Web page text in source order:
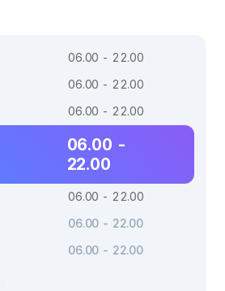
06.00 - 22.00
06.00 - 22.00
06.00 - 22.00
06.00 -
22.00
06.00 - 22.00
06.00 - 22.00
06.00 - 22.00